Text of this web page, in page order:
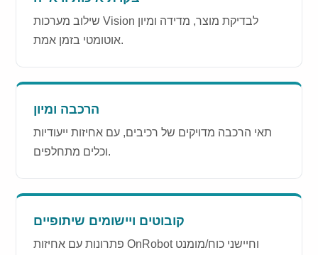
שילוב מערכות Vision לבדיקת מוצר, מדידה ומיון
אוטומטי בזמן אמת.
הרכבה ומיון
תאי הרכבה מדויקים של רכיבים, עם אחיזות ייעודיות
וכלים מתחלפים.
קובוטים ויישומים שיתופיים
פתרונות עם אחיזות OnRobot וחיישני כוח/מומנט